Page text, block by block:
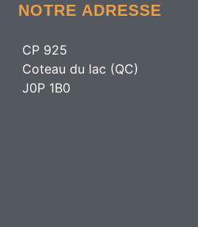
NOTRE ADRESSE
CP 925
Coteau du lac (QC)
J0P 1B0